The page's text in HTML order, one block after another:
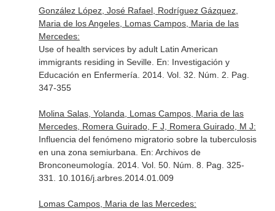
González López, José Rafael, Rodríguez Gázquez,
Maria de los Angeles, Lomas Campos, Maria de las
Mercedes:
Use of health services by adult Latin American
immigrants residing in Seville. En: Investigación y
Educación en Enfermería . 2014. Vol. 32. Núm. 2. Pag.
347-355
Molina Salas, Yolanda, Lomas Campos, Maria de las
Mercedes, Romera Guirado, F J, Romera Guirado, M J:
Influencia del fenómeno migratorio sobre la tuberculosis
en una zona semiurbana. En: Archivos de
Bronconeumología . 2014. Vol. 50. Núm. 8. Pag. 325-
331. 10.1016/j.arbres.2014.01.009
Lomas Campos, Maria de las Mercedes: